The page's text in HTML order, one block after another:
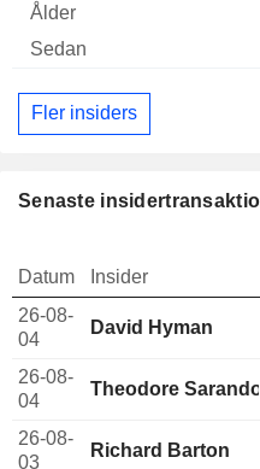
Fler insiders
Senaste
Datum Insider
26-08-
04
David Hyman
26-08-
04
Theodore
26-08-
03
Richard Barton